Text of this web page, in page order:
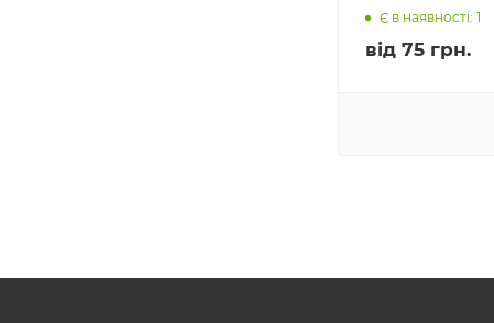
Є в наявності: 1
від 75 грн.